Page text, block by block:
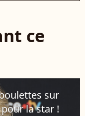
ce
sur
la star !